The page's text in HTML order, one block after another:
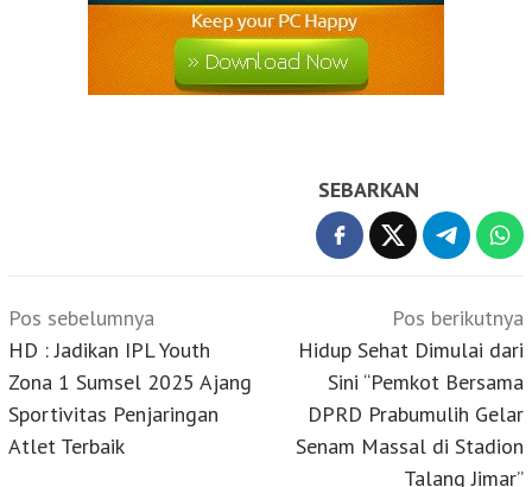
SEBARKAN
Navigasi
pos
Pos sebelumnya
HD : Jadikan IPL Youth
Zona 1 Sumsel 2025 Ajang
Sportivitas Penjaringan
Atlet Terbaik
Pos berikutnya
Hidup Sehat Dimulai dari
Sini “Pemkot Bersama
DPRD Prabumulih Gelar
Senam Massal di Stadion
Talang Jimar”